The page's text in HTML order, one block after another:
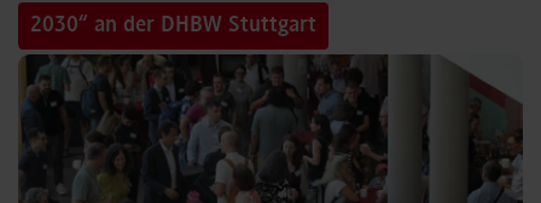
2030“ an der DHBW Stuttgart